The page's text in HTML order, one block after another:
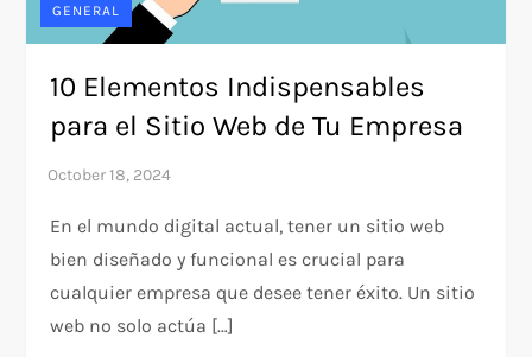
GENERAL
10 Elementos Indispensables
para el Sitio Web de Tu Empresa
En el mundo digital actual, tener un sitio web
bien diseñado y funcional es crucial para
cualquier empresa que desee tener éxito. Un sitio
web no solo actúa […]